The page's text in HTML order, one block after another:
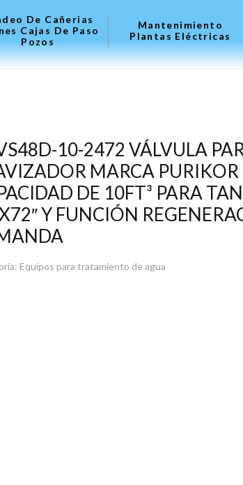
De Cañerias
Cajas De Paso
Pozos
Mantenimiento
Plantas Eléctricas
10-2472 VÁLVULA
MARCA PURIKOR
DE 10FT³ PARA
Y FUNCIÓN
Equipos para tratamiento de agua